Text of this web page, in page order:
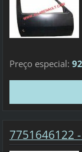
Preço especial:
7751646122